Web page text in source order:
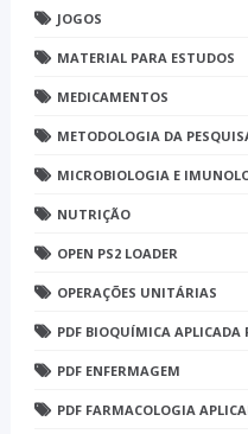
JOGOS
MATERIAL PARA ESTUDOS
MEDICAMENTOS
METODOLOGIA DA
MICROBIOLOGIA E
NUTRIÇÃO
OPEN PS2 LOADER
OPERAÇÕES UNITÁRIAS
PDF BIOQUÍMICA APLICADA
PDF ENFERMAGEM
PDF FARMACOLOGIA